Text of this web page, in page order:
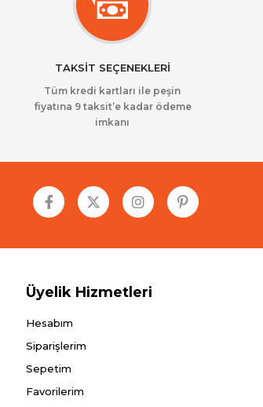
TAKSİT SEÇENEKLERİ
Tüm kredi kartları ile peşin
fiyatına 9 taksit’e kadar ödeme
imkanı
Üyelik Hizmetleri
Hesabım
Siparişlerim
Sepetim
Favorilerim